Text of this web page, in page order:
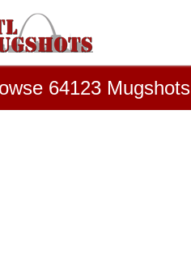
64123 Mugshots